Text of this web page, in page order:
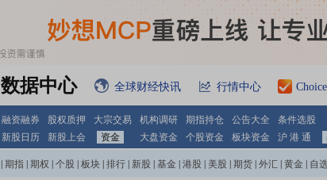
数据中心 全球财经快讯 行情中心
融资融券 股权质押 大宗交易 机构调研 期指持仓 公告大全 条件选股
新股日历 新股上会 资金 大盘资金 个股资金 板块资金 沪 港 通
期指 期权 个股 板块 排行 新股 基金 港股 美股 期货 外汇 黄金 自